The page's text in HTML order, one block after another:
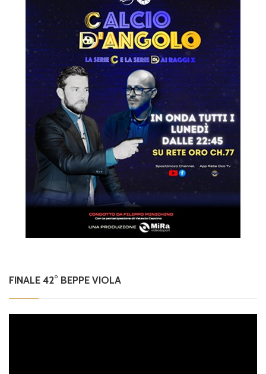
FINALE 42° BEPPE VIOLA